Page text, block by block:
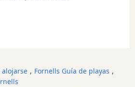
alojarse , Fornells Guía de playas ,